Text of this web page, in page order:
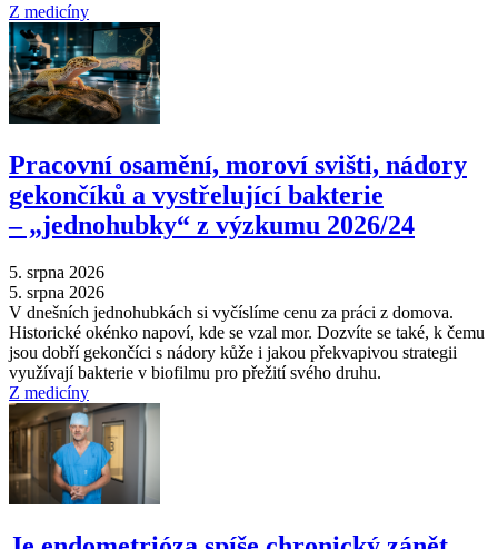
Z medicíny
Pracovní osamění, moroví svišti, nádory
gekončíků a vystřelující bakterie
–⁠ „jednohubky“ z výzkumu 2026/24
5. srpna 2026
5. srpna 2026
V dnešních jednohubkách si vyčíslíme cenu za práci z domova.
Historické okénko napoví, kde se vzal mor. Dozvíte se také, k čemu
jsou dobří gekončíci s nádory kůže i jakou překvapivou strategii
využívají bakterie v biofilmu pro přežití svého druhu.
Z medicíny